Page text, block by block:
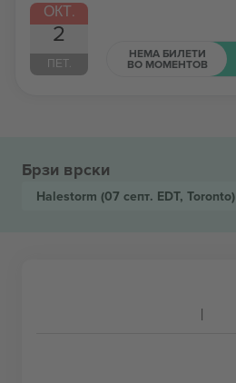
ОКТ.
2
ПЕТ.
НЕМА БИЛЕТИ
ВО МОМЕНТОВ
Брзи врски
Halestorm (07 септ. EDT, Toronto)